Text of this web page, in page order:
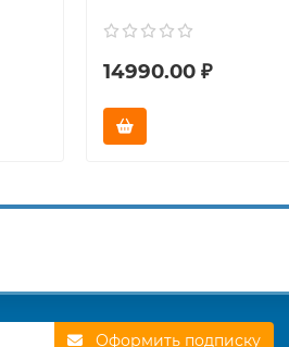
14990.00 ₽
Оформить подписку